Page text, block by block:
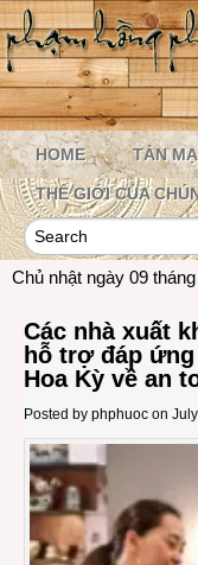
HOME TẢN
THẾ GIỚI CỦA
Chủ nhật ngày 09
Các nhà xuất
hỗ trợ đáp
Hoa Kỳ về an
Posted by phphuoc on